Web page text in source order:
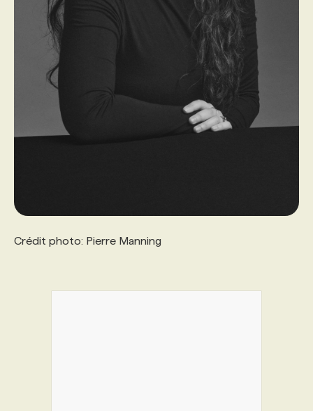
Crédit photo: Pierre Manning